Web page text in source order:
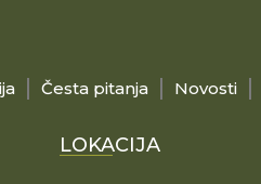
Česta pitanja Novosti
LOKACIJA